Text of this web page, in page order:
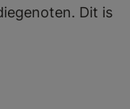
Dit is